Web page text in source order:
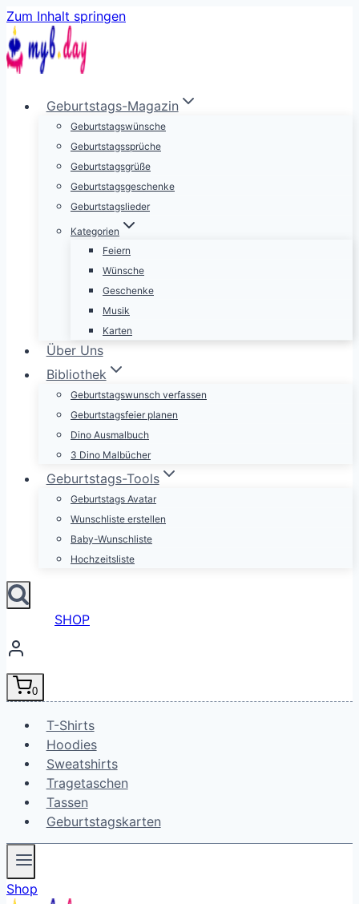
Zum Inhalt springen
Geburtstags-Magazin
Geburtstagswünsche
Geburtstagssprüche
Geburtstagsgrüße
Geburtstagsgeschenke
Geburtstagslieder
Kategorien
Feiern
Wünsche
Geschenke
Musik
Karten
Über Uns
Bibliothek
Geburtstagswunsch verfassen
Geburtstagsfeier planen
Dino Ausmalbuch
3 Dino Malbücher
Geburtstags-Tools
Geburtstags Avatar
Wunschliste erstellen
Baby-Wunschliste
Hochzeitsliste
SHOP
0
T-Shirts
Hoodies
Sweatshirts
Tragetaschen
Tassen
Geburtstagskarten
Shop